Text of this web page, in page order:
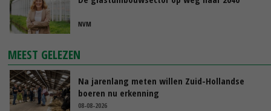
NVM
MEEST GELEZEN
Na jarenlang meten willen Zuid-Hollandse
boeren nu erkenning
08-08-2026